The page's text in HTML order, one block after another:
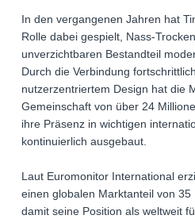
In den vergangenen Jahren hat
Rolle dabei gespielt, Nass-
unverzichtbaren Bestandteil
Durch die Verbindung
nutzerzentriertem Design hat die
Gemeinschaft von über 24
ihre Präsenz in wichtigen
kontinuierlich ausgebaut.
Laut Euromonitor International
einen globalen Marktanteil von
damit seine Position als weltweit